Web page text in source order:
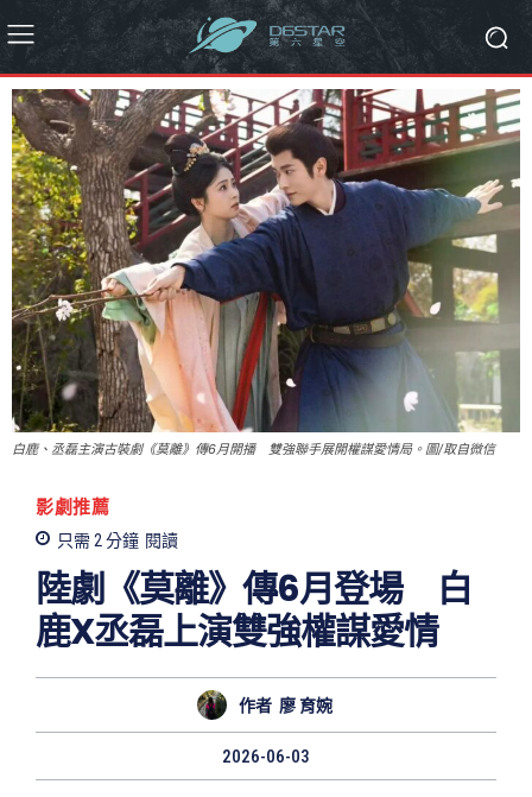
白鹿、丞磊主演古裝劇《莫離》傳6月開播 雙強聯手展開權謀愛情局。圖/取自微信
影劇推薦
只需 2分鐘 閱讀
陸劇《莫離》傳6月登場 白
鹿X丞磊上演雙強權謀愛情
作者 廖 育婉
2026-06-03